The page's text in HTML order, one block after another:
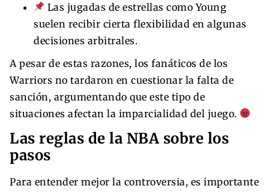
Las jugadas de estrellas como Young
suelen recibir cierta flexibilidad en algunas
decisiones arbitrales.
A pesar de estas razones, los fanáticos de los
Warriors no tardaron en cuestionar la falta de
sanción, argumentando que este tipo de
situaciones afectan la imparcialidad del juego.
Las reglas de la NBA sobre los
pasos
Para entender mejor la controversia, es importante